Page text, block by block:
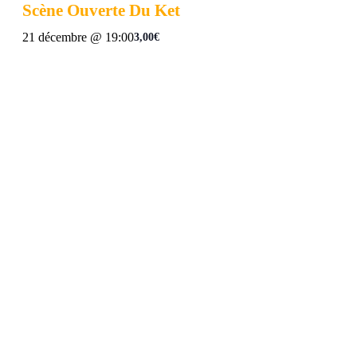
Scène Ouverte Du Ket
21 décembre @ 19:003,00€